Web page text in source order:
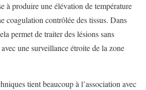
à produire une élévation de température
coagulation contrôlée des tissus. Dans
permet de traiter des lésions sans
une surveillance étroite de la zone
tient beaucoup à l’association avec